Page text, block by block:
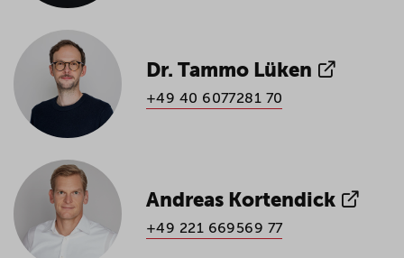
Dr. Tammo Lüken
+49 40 6077281 70
Andreas Kortendick
+49 221 669569 77